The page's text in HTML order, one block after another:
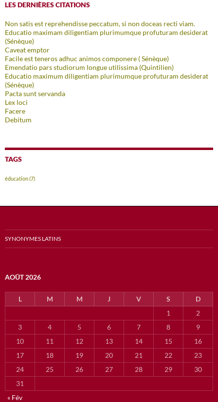
LES DERNIÈRES CITATIONS
Non satis est reprehendisse peccatum, si non doceas recti viam.
Educatio maximam diligentiam plurimumque profuturam desiderat
(Sénèque)
Caveat emptor
Facile est teneros adhuc animos componere ( Sénèque)
Emendatio pars studiorum longue utilissima (Quintilien)
Educatio maximum diligentiam plurimumque profuturam desiderat
(Sénèque)
Pacta sunt servanda
Lex loci
Facere
Debitum
TAGS
éducation(7)
SYNONYMES LATINS
AOÛT 2026
L M M J V S
D
1
2
3
4 5 6 7 8
9
10
11 12 13 14 15
16
17
18 19 20 21 22
23
24
25 26 27 28 29
30
31
« Fév